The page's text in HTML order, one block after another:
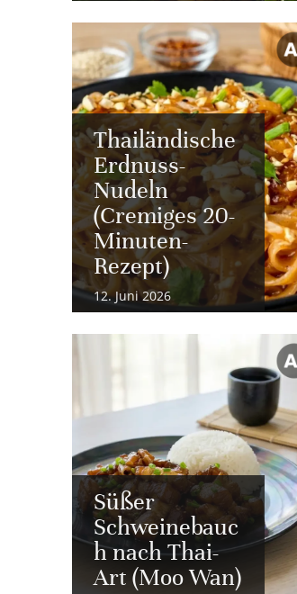
Thailändische
Erdnuss-
Nudeln
(Cremiges 20-
Minuten-
Rezept)
12. Juni 2026
Süßer
Schweinebauc
h nach Thai-
Art (Moo Wan)